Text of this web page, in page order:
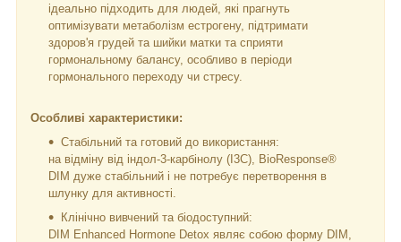
ідеально підходить для людей, які прагнуть
оптимізувати метаболізм естрогену, підтримати
здоров'я грудей та шийки матки та сприяти
гормональному балансу, особливо в періоди
гормонального переходу чи стресу.
Особливі характеристики:
Стабільний та готовий до використання:
на відміну від індол-3-карбінолу (I3C), BioResponse®
DIM дуже стабільний і не потребує перетворення в
шлунку для активності.
Клінічно вивчений та біодоступний:
DIM Enhanced Hormone Detox являє собою форму DIM,